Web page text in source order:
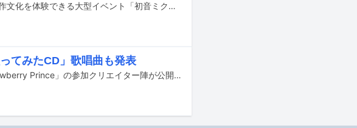
12月18～20日に千葉・幕張メッセで、初音ミクに関する創作文化を体験できる大型イベント「初音ミク『マジカルミライ 2020』」が開催された。3日間にわたって計7公演行われたうち、この記事では最終日の3部の模様をレポートする。
てみたCD」歌唱曲も発表
すとぷりが11月11日にリリースする3rdフルアルバム「Strawberry Prince」の参加クリエイター陣が公開された。